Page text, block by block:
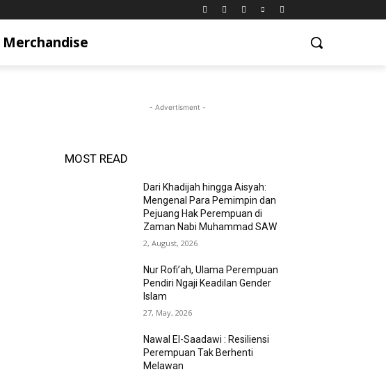
Merchandise
- Advertisment -
MOST READ
Dari Khadijah hingga Aisyah:
Mengenal Para Pemimpin dan
Pejuang Hak Perempuan di
Zaman Nabi Muhammad SAW
2, August, 2026
Nur Rofi’ah, Ulama Perempuan
Pendiri Ngaji Keadilan Gender
Islam
27, May, 2026
Nawal El-Saadawi : Resiliensi
Perempuan Tak Berhenti
Melawan